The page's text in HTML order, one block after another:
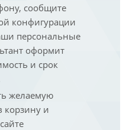
сообщите
конфигурации
персональные
оформит
и срок
желаемую
корзину и